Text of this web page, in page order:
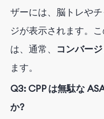
ザーには、脳トレや
ジが表示されます。
は、通常、 コンバー
ます。
Q3: CPP は無駄な
か?